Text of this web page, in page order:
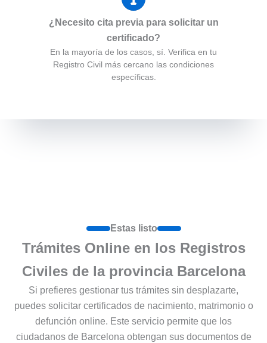
¿Necesito cita previa para solicitar un
certificado?
En la mayoría de los casos, sí. Verifica en tu
Registro Civil más cercano las condiciones
específicas.
Estas listo
Trámites Online en los Registros
Civiles de la provincia Barcelona
Si prefieres gestionar tus trámites sin desplazarte,
puedes solicitar certificados de nacimiento, matrimonio o
defunción online. Este servicio permite que los
ciudadanos de Barcelona obtengan sus documentos de